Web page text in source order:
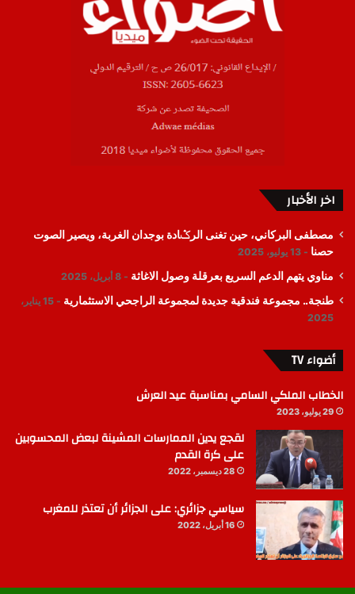
اخر الأخبار
مصطفى البركاني، حين تغنى الرݣادة بوجدان الغربة، ويصير الصوت
حصنا
13 يوليو، 2025
مناوي يتهم الدعم السريع بعرقلة وصول الاغاثة 8 أبريل، 2025
طنجة.. مجموعة فندقية جديدة لمجموعة الراجحي الاستثمارية
15 يناير،
2025
أضواء TV
الخطاب الملكي السامي بمناسبة عيد العرش
29 يوليو، 2023
لقجع يدين الممارسات المشينة لبعض المحسوبين
على كرة القدم
28 ديسمبر، 2022
سياسي جزائري: على الجزائر أن تعتذر للمغرب
16 أبريل، 2022